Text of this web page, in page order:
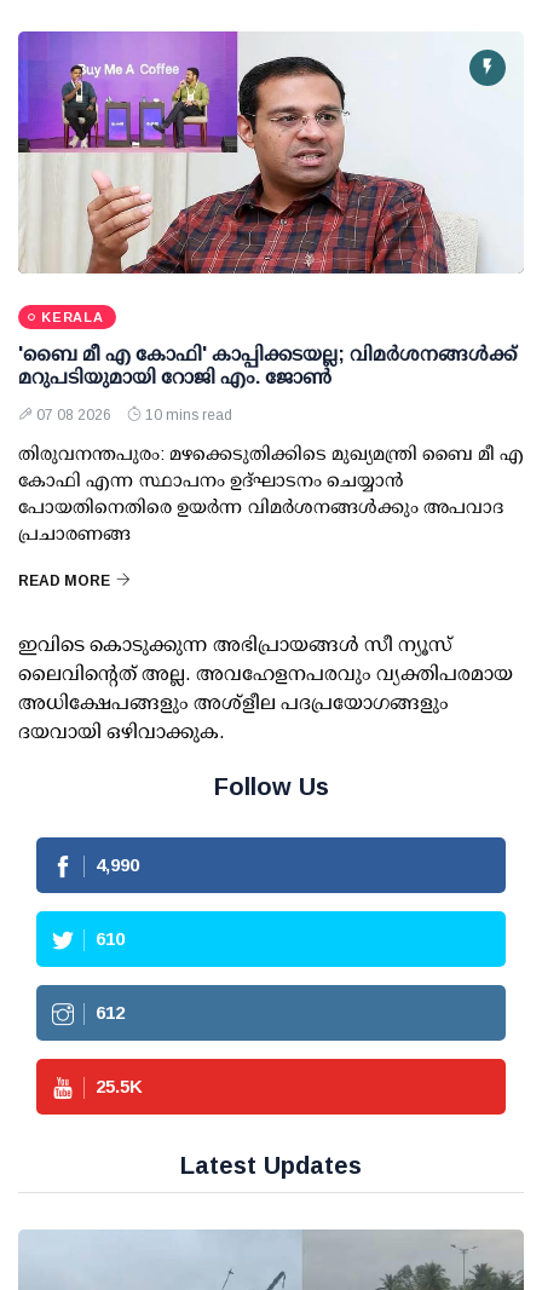
KERALA
'ബൈ മീ എ കോഫി' കാപ്പിക്കടയല്ല; വിമര്‍ശനങ്ങള്‍ക്ക്
മറുപടിയുമായി റോജി എം. ജോണ്‍
07 08 2026 10 mins read
തിരുവനന്തപുരം: മഴക്കെടുതിക്കിടെ മുഖ്യമന്ത്രി ബൈ മീ എ
കോഫി എന്ന സ്ഥാപനം ഉദ്ഘാടനം ചെയ്യാന്‍
പോയതിനെതിരെ ഉയര്‍ന്ന വിമര്‍ശനങ്ങള്‍ക്കും അപവാദ
പ്രചാരണങ്ങ
READ MORE
ഇവിടെ കൊടുക്കുന്ന അഭിപ്രായങ്ങള്‍ സീ ന്യൂസ്
ലൈവിന്റെത് അല്ല. അവഹേളനപരവും വ്യക്തിപരമായ
അധിക്ഷേപങ്ങളും അശ്‌ളീല പദപ്രയോഗങ്ങളും
ദയവായി ഒഴിവാക്കുക.
Follow Us
4,990
610
612
25.5K
Latest Updates